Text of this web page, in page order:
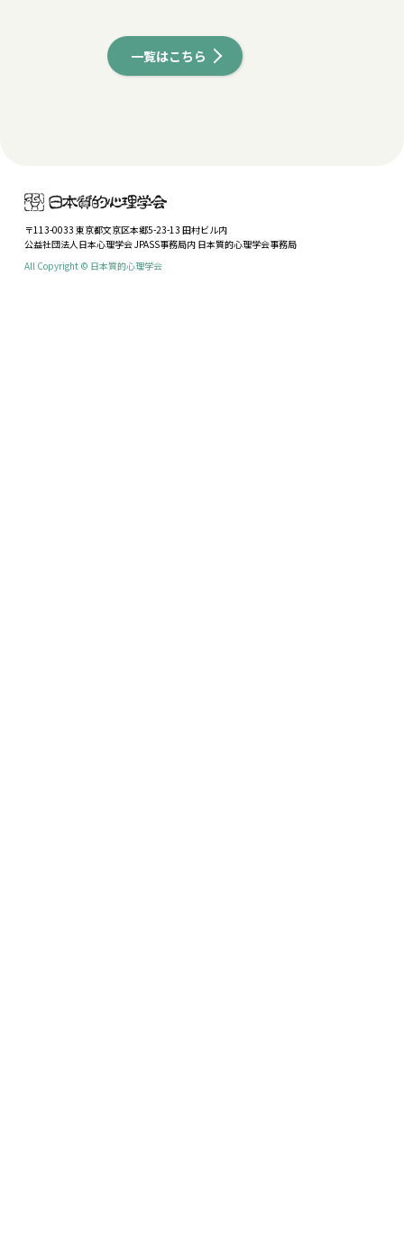
一覧はこちら
〒113-0033 東京都文京区本郷5-23-13 田村ビル内
公益社団法人日本心理学会 JPASS事務局内 日本質的心理学会事務局
All Copyright © 日本質的心理学会